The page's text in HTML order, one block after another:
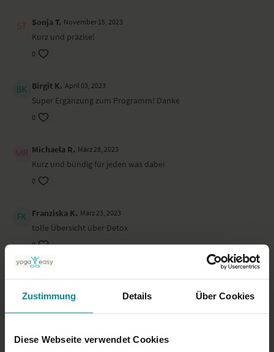
Zustimmung Details Über Cookies
Diese Webseite verwendet Cookies
Sonja T. November 15, 2023
Kurz und präzise!
0
Birgit K. April 03, 2023
Super Ergänzung zum Programm! Danke
0
Michaela R. März 28, 2023
Kurz und bündig für jeden was dabei
0
Franziska K. März 23, 2023
tolle Übersicht über Detox
0
Super hilfreich erklärt.
Mehr laden